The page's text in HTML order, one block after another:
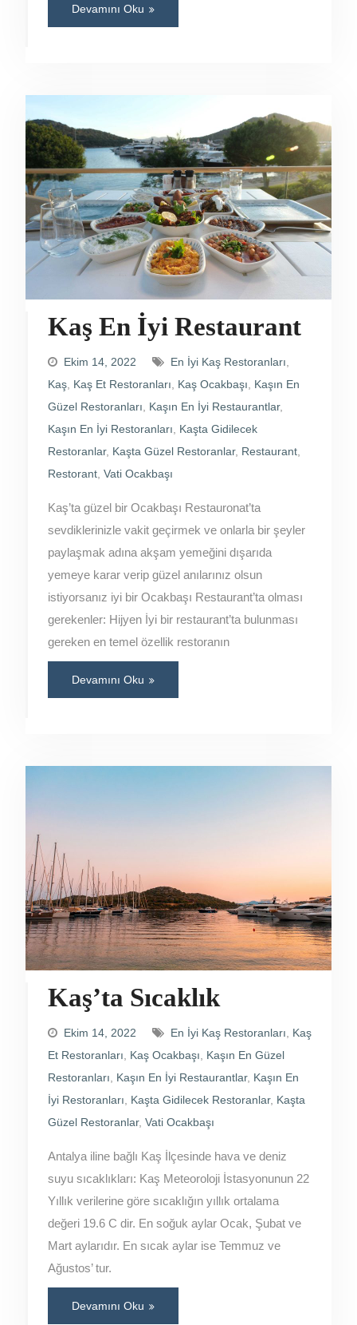
Devamını Oku
Kaş En İyi Restaurant
Ekim 14, 2022 En İyi Kaş Restoranları
Kaş, Kaş Et Restoranları Kaş Ocakbaşı
Kaşın En
Güzel Restoranları
Kaşın En İyi Restaurantlar,
Kaşın En İyi Restoranları
Kaşta Gidilecek
Restoranlar, Kaşta Güzel Restoranlar, Restaurant,
Restorant, Vati Ocakbaşı
Kaş’ta güzel bir Ocakbaşı Restauronat’ta
sevdiklerinizle vakit geçirmek ve onlarla bir şeyler
paylaşmak adına akşam yemeğini dışarıda
yemeye karar verip güzel anılarınız olsun
istiyorsanız iyi bir Ocakbaşı Restaurant’ta olması
gerekenler: Hijyen İyi bir restaurant’ta bulunması
gereken en temel özellik restoranın
Devamını Oku
Kaş’ta Sıcaklık
Ekim 14, 2022 En İyi Kaş Restoranları, Kaş
Et Restoranları, Kaş Ocakbaşı, Kaşın En Güzel
Restoranları, Kaşın En İyi Restaurantlar, Kaşın En
İyi Restoranları, Kaşta Gidilecek Restoranlar, Kaşta
Güzel Restoranlar, Vati Ocakbaşı
Antalya iline bağlı Kaş İlçesinde hava ve deniz
suyu sıcaklıkları: Kaş Meteoroloji İstasyonunun 22
Yıllık verilerine göre sıcaklığın yıllık ortalama
değeri 19.6 C dir. En soğuk aylar Ocak, Şubat ve
Mart aylarıdır. En sıcak aylar ise Temmuz ve
Ağustos’ tur.
Devamını Oku